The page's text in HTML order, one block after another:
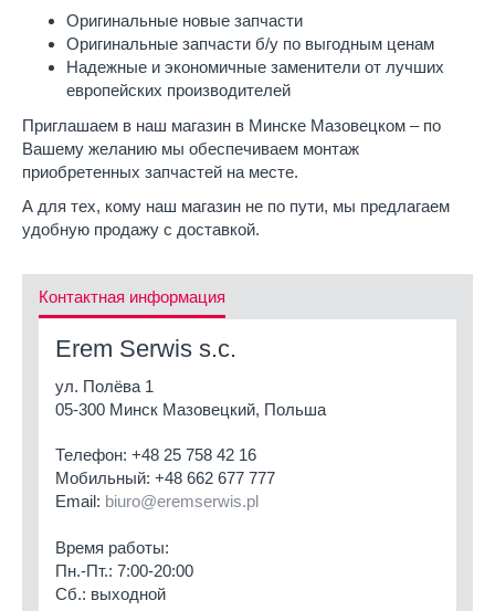
Оригинальные новые запчасти
Оригинальные запчасти б/у по выгодным ценам
Надежные и экономичные заменители от лучших
европейских производителей
Приглашаем в наш магазин в Минске Мазовецком – по
Вашему желанию мы обеспечиваем монтаж
приобретенных запчастей на месте.
А для тех, кому наш магазин не по пути, мы предлагаем
удобную продажу с доставкой.
Контактная информация
Erem Serwis s.c.
ул. Полёва 1
05-300 Минск Мазовецкий, Польша
Телефон: +48 25 758 42 16
Мобильный: +48 662 677 777
Email: biuro@eremserwis.pl
Время работы:
Пн.-Пт.: 7:00-20:00
Сб.: выходной